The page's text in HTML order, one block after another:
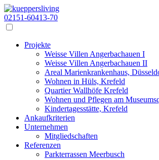
02151-60413-70
Projekte
Weisse Villen Angerbachauen I
Weisse Villen Angerbachauen II
Areal Marienkrankenhaus,
Wohnen in Hüls, Krefeld
Quartier Wallhöfe Krefeld
Wohnen und Pflegen am
Kindertagesstätte, Krefeld
Ankaufkriterien
Unternehmen
Mitgliedschaften
Referenzen
Parkterrassen Meerbusch